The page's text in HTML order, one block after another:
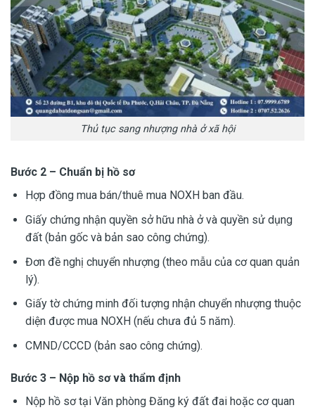
Thủ tục sang nhượng nhà ở xã hội
Bước 2 – Chuẩn bị hồ sơ
Hợp đồng mua bán/thuê mua NOXH ban đầu.
Giấy chứng nhận quyền sở hữu nhà ở và quyền sử dụng
đất (bản gốc và bản sao công chứng).
Đơn đề nghị chuyển nhượng (theo mẫu của cơ quan quản
lý).
Giấy tờ chứng minh đối tượng nhận chuyển nhượng thuộc
diện được mua NOXH (nếu chưa đủ 5 năm).
CMND/CCCD (bản sao công chứng).
Bước 3 – Nộp hồ sơ và thẩm định
Nộp hồ sơ tại Văn phòng Đăng ký đất đai hoặc cơ quan